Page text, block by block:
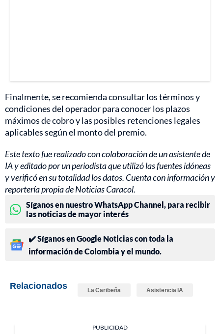
Finalmente, se recomienda consultar los términos y
condiciones del operador para conocer los plazos
máximos de cobro y las posibles retenciones legales
aplicables según el monto del premio.
Este texto fue realizado con colaboración de un asistente de
IA y editado por un periodista que utilizó las fuentes idóneas
y verificó en su totalidad los datos. Cuenta con información y
reportería propia de Noticias Caracol.
Síganos en nuestro WhatsApp Channel, para recibir
las noticias de mayor interés
✔️ Síganos en Google Noticias con toda la
información de Colombia y el mundo.
Relacionados La Caribeña Asistencia IA
PUBLICIDAD